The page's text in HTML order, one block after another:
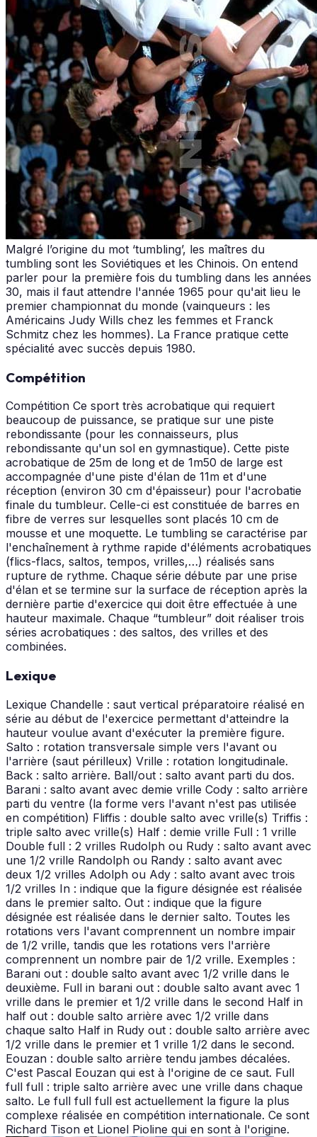
Malgré l’origine du mot ‘tumbling’, les maîtres du
tumbling sont les Soviétiques et les Chinois. On entend
parler pour la première fois du tumbling dans les années
30, mais il faut attendre l'année 1965 pour qu'ait lieu le
premier championnat du monde (vainqueurs : les
Américains Judy Wills chez les femmes et Franck
Schmitz chez les hommes). La France pratique cette
spécialité avec succès depuis 1980.
Compétition
Compétition Ce sport très acrobatique qui requiert
beaucoup de puissance, se pratique sur une piste
rebondissante (pour les connaisseurs, plus
rebondissante qu'un sol en gymnastique). Cette piste
acrobatique de 25m de long et de 1m50 de large est
accompagnée d'une piste d'élan de 11m et d'une
réception (environ 30 cm d'épaisseur) pour l'acrobatie
finale du tumbleur. Celle-ci est constituée de barres en
fibre de verres sur lesquelles sont placés 10 cm de
mousse et une moquette. Le tumbling se caractérise par
l'enchaînement à rythme rapide d'éléments acrobatiques
(flics-flacs, saltos, tempos, vrilles,…) réalisés sans
rupture de rythme. Chaque série débute par une prise
d'élan et se termine sur la surface de réception après la
dernière partie d'exercice qui doit être effectuée à une
hauteur maximale. Chaque “tumbleur” doit réaliser trois
séries acrobatiques : des saltos, des vrilles et des
combinées.
Lexique
Lexique Chandelle : saut vertical préparatoire réalisé en
série au début de l'exercice permettant d'atteindre la
hauteur voulue avant d'exécuter la première figure.
Salto : rotation transversale simple vers l'avant ou
l'arrière (saut périlleux) Vrille : rotation longitudinale.
Back : salto arrière. Ball/out : salto avant parti du dos.
Barani : salto avant avec demie vrille Cody : salto arrière
parti du ventre (la forme vers l'avant n'est pas utilisée
en compétition) Fliffis : double salto avec vrille(s) Triffis :
triple salto avec vrille(s) Half : demie vrille Full : 1 vrille
Double full : 2 vrilles Rudolph ou Rudy : salto avant avec
une 1/2 vrille Randolph ou Randy : salto avant avec
deux 1/2 vrilles Adolph ou Ady : salto avant avec trois
1/2 vrilles In : indique que la figure désignée est réalisée
dans le premier salto. Out : indique que la figure
désignée est réalisée dans le dernier salto. Toutes les
rotations vers l'avant comprennent un nombre impair
de 1/2 vrille, tandis que les rotations vers l'arrière
comprennent un nombre pair de 1/2 vrille. Exemples :
Barani out : double salto avant avec 1/2 vrille dans le
deuxième. Full in barani out : double salto avant avec 1
vrille dans le premier et 1/2 vrille dans le second Half in
half out : double salto arrière avec 1/2 vrille dans
chaque salto Half in Rudy out : double salto arrière avec
1/2 vrille dans le premier et 1 vrille 1/2 dans le second.
Eouzan : double salto arrière tendu jambes décalées.
C'est Pascal Eouzan qui est à l'origine de ce saut. Full
full full : triple salto arrière avec une vrille dans chaque
salto. Le full full full est actuellement la figure la plus
complexe réalisée en compétition internationale. Ce sont
Richard Tison et Lionel Pioline qui en sont à l'origine.